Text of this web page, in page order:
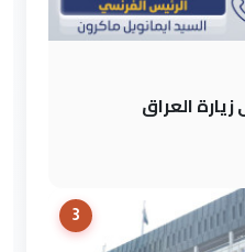
العراق
3